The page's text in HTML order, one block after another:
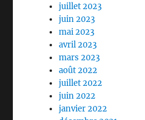
juillet 2023
juin 2023
mai 2023
avril 2023
mars 2023
août 2022
juillet 2022
juin 2022
janvier 2022